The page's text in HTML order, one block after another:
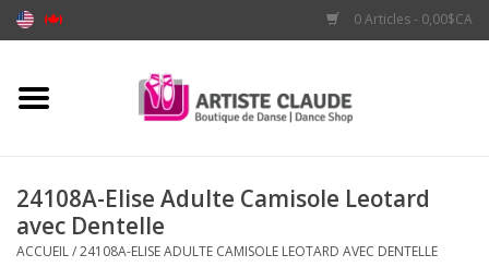
0 Articles - 0,00$CA
Accueil
Vêtements
24108A-Elise Adulte Camisole Leotard
avec Dentelle
ACCUEIL/24108A-ELISE ADULTE CAMISOLE LEOTARD AVEC DENTELLE